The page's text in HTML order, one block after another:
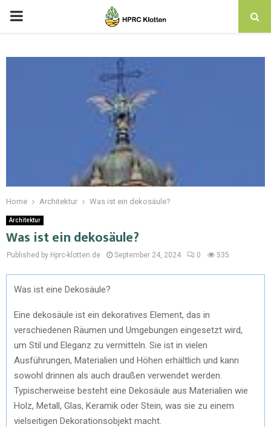
Home Architektur Was ist ein dekosäule?
Architektur
Was ist ein dekosäule?
Published by Hprc-klotten.de September 24, 2024 0 535
Was ist eine Dekosäule?
Eine dekosäule ist ein dekoratives Element, das in
verschiedenen Räumen und Umgebungen eingesetzt wird,
um Stil und Eleganz zu vermitteln. Sie ist in vielen
Ausführungen, Materialien und Höhen erhältlich und kann
sowohl drinnen als auch draußen verwendet werden.
Typischerweise besteht eine Dekosäule aus Materialien wie
Holz, Metall, Glas, Keramik oder Stein, was sie zu einem
vielseitigen Dekorationsobjekt macht.